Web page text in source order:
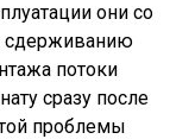
они со
сдерживанию
потоки
сразу после
проблемы